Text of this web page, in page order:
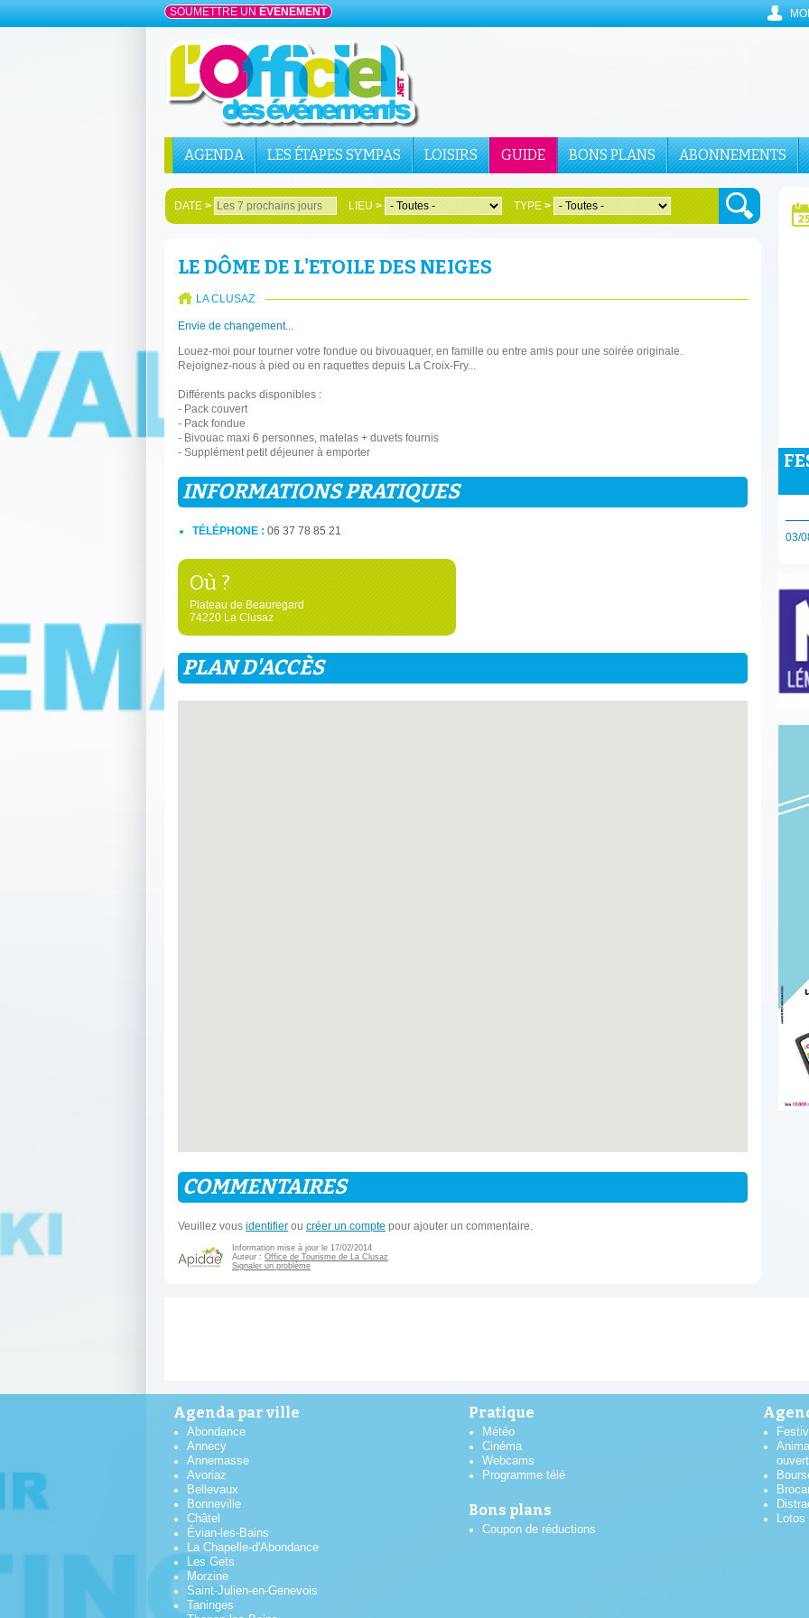
SOUMETTRE UN ÉVÉNEMENT
AGENDA LES ÉTAPES SYMPAS LOISIRS GUIDE BONS PLANS ABONNEMENTS
DATE> LIEU> TYPE>
LE DÔME DE L'ETOILE DES NEIGES
LA CLUSAZ
Envie de changement...
Louez-moi pour tourner votre fondue ou bivouaquer, en famille ou entre amis pour une soirée originale.
Rejoignez-nous à pied ou en raquettes depuis La Croix-Fry...
Différents packs disponibles :
- Pack couvert
- Pack fondue
- Bivouac maxi 6 personnes, matelas + duvets fournis
- Supplément petit déjeuner à emporter
INFORMATIONS PRATIQUES
TÉLÉPHONE : 06 37 78 85 21
Où ?
Plateau de Beauregard
74220 La Clusaz
PLAN D'ACCÈS
COMMENTAIRES
Veuillez vous identifier ou créer un compte pour ajouter un commentaire.
Information mise à jour le 17/02/2014
Auteur : Office de Tourisme de La Clusaz
Signaler un problème
03/
Agenda par ville
Abondance
Annecy
Annemasse
Avoriaz
Bellevaux
Bonneville
Châtel
Évian-les-Bains
La Chapelle-d'Abondance
Les Gets
Morzine
Saint-Julien-en-Genevois
Taninges
Pratique
Météo
Cinéma
Webcams
Programme télé
Bons plans
Coupon de réductions
Lotos